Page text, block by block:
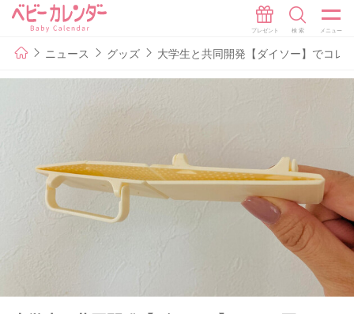
ニュース グッズ 大学生と共同開発【ダイソー】でコ